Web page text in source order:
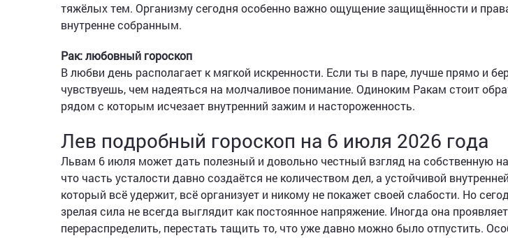
тяжёлых тем. Организму сегодня особенно важно ощущение защищённости и
внутренне собранным.
Рак: любовный гороскоп
В любви день располагает к мягкой искренности. Если ты в паре, лучше прямо и
чувствуешь, чем надеяться на молчаливое понимание. Одиноким Ракам стоит
рядом с которым исчезает внутренний зажим и настороженность.
Лев подробный гороскоп на 6 июля 2026 года
Львам 6 июля может дать полезный и довольно честный взгляд на собственную
что часть усталости давно создаётся не количеством дел, а устойчивой
который всё удержит, всё организует и никому не покажет своей слабости. Но
зрелая сила не всегда выглядит как постоянное напряжение. Иногда она
перераспределить, перестать тащить то, что уже давно можно было отпустить.